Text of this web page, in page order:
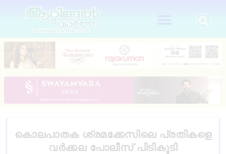
കൊലപാതക ശ്രമക്കേസിലെ പ്രതികളെ
വർക്കല പോലീസ് പിടികൂടി